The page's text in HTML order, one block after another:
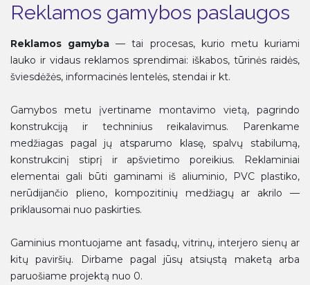
Reklamos gamybos paslaugos
Reklamos gamyba— tai procesas, kurio metu kuriami
lauko ir vidaus reklamos sprendimai: iškabos, tūrinės raidės,
šviesdėžės, informacinės lentelės, stendai ir kt.
Gamybos metu įvertiname montavimo vietą, pagrindo
konstrukciją ir techninius reikalavimus. Parenkame
medžiagas pagal jų atsparumo klasę, spalvų stabilumą,
konstrukcinį stiprį ir apšvietimo poreikius. Reklaminiai
elementai gali būti gaminami iš aliuminio, PVC plastiko,
nerūdijančio plieno, kompozitinių medžiagų ar akrilo —
priklausomai nuo paskirties.
Gaminius montuojame ant fasadų, vitrinų, interjero sienų ar
kitų paviršių. Dirbame pagal jūsų atsiųstą maketą arba
paruošiame projektą nuo 0.